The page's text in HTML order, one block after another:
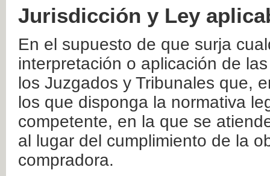
Jurisdicción y Ley
En el supuesto de que surja
interpretación o aplicación de
los Juzgados y Tribunales que,
los que disponga la normativa
competente, en la que se
al lugar del cumplimiento de la
compradora.